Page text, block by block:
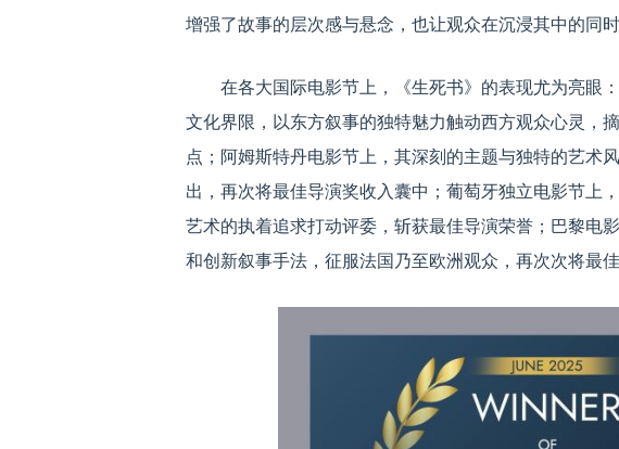
增强了故事的层次感与悬念，也让观众在沉浸其中的同
在各大国际电影节上，《生死书》的表现尤为亮眼
文化界限，以东方叙事的独特魅力触动西方观众心灵，
点；阿姆斯特丹电影节上，其深刻的主题与独特的艺术
出，再次将最佳导演奖收入囊中；葡萄牙独立电影节上
艺术的执着追求打动评委，斩获最佳导演荣誉；巴黎电
和创新叙事手法，征服法国乃至欧洲观众，再次次将最